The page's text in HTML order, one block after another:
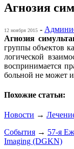
Агнозия
12 ноября 2015 -
Агнозия
группы объектов
логической
воспринимается
больной не может
Похожие статьи:
Новости →
События → 57-я
Imaging (DGKN)